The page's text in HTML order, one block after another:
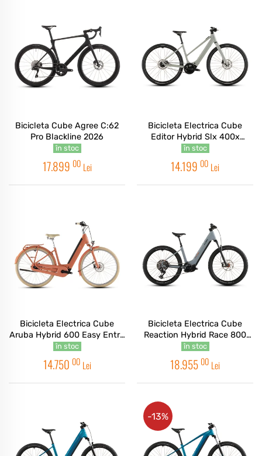
Bicicleta Cube Agree C:62
Pro Blackline 2026
în stoc
17.899 00 Lei
Bicicleta Electrica Cube
Editor Hybrid Slx 400x
Trapeze Reedbeige Chrome
2026
în stoc
14.199 00 Lei
Bicicleta Electrica Cube
Aruba Hybrid 600 Easy Entry
Papaya Creme 2026
în stoc
14.750 00 Lei
Bicicleta Electrica Cube
Reaction Hybrid Race 800
Easy Entry Vulcan Orange
2026
în stoc
18.955 00 Lei
-13%